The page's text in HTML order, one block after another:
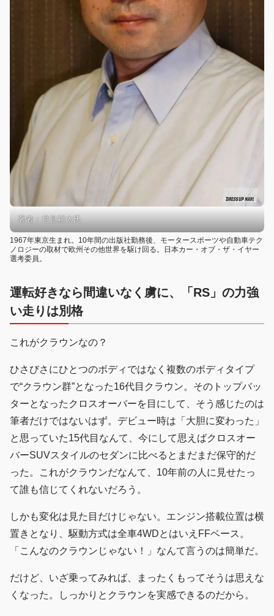
著者：世良耕太氏
1967年東京生まれ。10年間の出版社勤務後、モータースポーツや自動車テク
ノロジーの取材で欧州その他世界を駆け回る。日本カー・オブ・ザ・イヤー
選考委員。
運転好きなら間違いなく虜に、「RS」の力強
い走りは別格
これがクラウンなの？
ひさびさにひとつのボディではなく複数のボディタイプ
で“クラウン群”となった16代目クラウン。そのトップバッ
ターとなったクロスオーバーを目にして、そう感じたのは
筆者だけではないはず。デビュー時は「大胆に変わった」
と思っていた15代目なんて、今にして思えばクロスオー
バーSUVスタイルのセダンに比べるとまだまだ保守的だ
った。これがクラウンだなんて、10年前の人に見せたっ
て誰も信じてくれないだろう。
しかも変化は見た目だけじゃない。エンジン搭載位置は横
置きとなり、駆動方式は全車4WDとはいえFFベース。
「こんなのクラウンじゃない！」なんて言うのは簡単だ。
だけど、いざ乗ってみれば、まったくもってそうは思えな
くなった。しっかりとクラウンを実感できるのだから。